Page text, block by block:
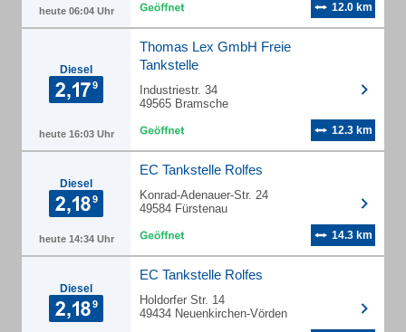
heute 06:04 Uhr 12.0 km
Diesel
heute 16:03 Uhr
Thomas Lex GmbH Freie
Tankstelle
Industriestr. 34
49565 Bramsche
12.3 km
Diesel
heute 14:34 Uhr
EC Tankstelle Rolfes
Konrad-Adenauer-Str. 24
49584 Fürstenau
14.3 km
Diesel
EC Tankstelle Rolfes
Holdorfer Str. 14
49434 Neuenkirchen-Vörden